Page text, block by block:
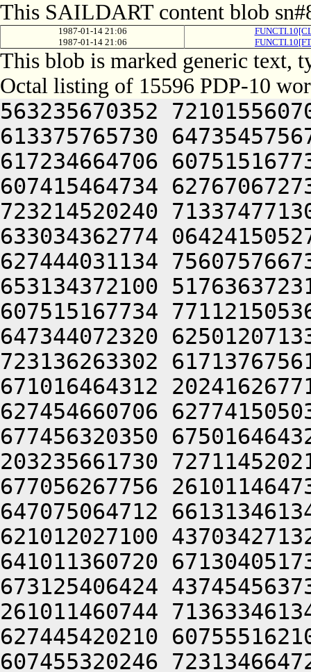
This SAILDART content blob
1987-01-14 21:06
1987-01-14 21:06
This blob is marked generic text,
Octal listing of 15596 PDP-10
563235670352 721015560706 713376306424 563114563270 613375765730 647354575670 416311751670 201012370312 617234664706 607515167734 770321256310 627153461720 607415464734 627670672734 617515167734 715015167100 723214520240 713374771302 667334571100 447356462744 633034362774 064241505270 613134764734 417214170350 627444031134 756075766732 677344046322 717404047704 653134372100 517636372312 665012370312 617234664706 607515167734 771121505366 433535661750 647375671500 647344072320 625012071336 637454166732 627444044734 723136263302 617137675614 727354372322 677356320322 671016464312 202416267716 713035566712 711011167350 627454660706 627741505032 052075767350 713234272750 677456320350 675016464322 715014467706 727334567350 203235661730 727114520210 607355162730 202165620204 677056267756 261011464734 623024043534 064250462632 647075064712 661313461344 627035320244 647075060744 621012027100 437034271322 627305420226 627355662750 641011360720 671304051736 673634120212 271011362712 673125406424 437454563736 711011364706 753035462746 261011460744 713633461344 627035320232 607475167350 627445420210 607555162100 405344046736 677345420232 607455320246 723134664726 261014167310 064250460734 647135420230 271012762722 673454561134 064241505206 677335562734 723464060734 621016372716 637136372322 677356320336 671016464322 715014467706 727334567350 203036262500 627354367752 713034762710 270321241720 607354762746 203575166330 203054520322 673075771340 677454172312 621015773312 711016464312 203354574350 203474573312 713035420332 677356464346 270321252320 647464072312 743504073722 663304061312 203334162312 203036660722 663034266312 203515720350 643124054146 451426320206 677335564750 723134520314 677444072320 624321241736 667335767100 463236370100 517514167310 607454471500 627154667744 721341505032 052714567310 523236466312 503034762432 050321256304 627175167246 627076464736 673671167350 713374472706 723235767374 064241505250 643236320306 643036072312 711014462746 617455161312 715014560706 641015763100 723214520314 727354372322 677356320340 713376664710 627104061362 203515062500 562071447646 560321250344 677176260732 667136220222 673514571314 607074527100 201004052320 625012071336 637454166732 627444044734 723136263302 617124061736 667416264746 627464072320 625016362750 203374620032 053156567306 723235767346 203515060750 203036262500 717534663322 617234567350 203155771100 737455172322 673164066736 717504067704 653134372132 677455162734 723134406424 703455763744 607336327100 200321206424 523214520310 627474371322 703515167734 203374620312 607075020314 727354372322 677344064734 617316562312 715015172346 203416571340 677474526100 647516320346 747356460760 261016464312 064256362732 607356464706 715015763100 647516320302 713176566712 673516320302 673104071312 723536267312 621016660730 727136326100 607354420336 633514567100 607344062760 607336066312 064254167310 203076267746 715336262714 627454567306 627464072336 203454566302 723134420314 727354372322 677356327100 202515064746 203075060740 723136220322 715016262714 627454567306 624321266702 723136264702 661016464302 721016262742 727236262746 203035620352 673114571346 723035662322 673164067714 203515062500 613036364706 203075767306 627416471500 677144072320 625001505206 677335567734 202315171740 202374265312 617504051762 717514566534 201012464312 203156567306 723235767346 203036262500 607456260734 637134420322 671014166340 643034262750 647064006424 677454462744 203155771100 617375673312 673234567350 203454563312 713135661712 271004006424 064252464312 202416267716 713035566712 711011167350 627454660706 625015171500 623236372322 673076420314 713375520350 643124046712 723025547704 653134372100 503455772336 617375427032 052515062500 467136460532 477055262706 721012071336 723374367730 203236320340 713376664710 627104071736 203515060750 203477171750 627336320310 627475163734 627456320306 607341505312 743414571322 667135672100 737236464100 677515062744 203374265312 617505567744 647135672312 621016060744 607115163732 715304063336 711014574302 667415462530 203536364734 635001505310 647154662744 627356420344 727314571500 677144064734 643136264750 607354362534 201004006424 064253473314 647315406424 563135662246 627076464736 671137344734 723455762352 617515167734 770321206424 064253461312 637235661736 667674162310 267334572320 677117656314 723636062766 437135662744 647064063352 673076464736 673741505032 052715460704 627304050352 713415771712